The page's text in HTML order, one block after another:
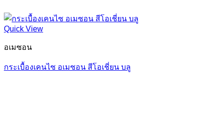
Quick View
อเมซอน
กระเบื้องเคนไซ อเมซอน สีโอเชี่ยน บลู